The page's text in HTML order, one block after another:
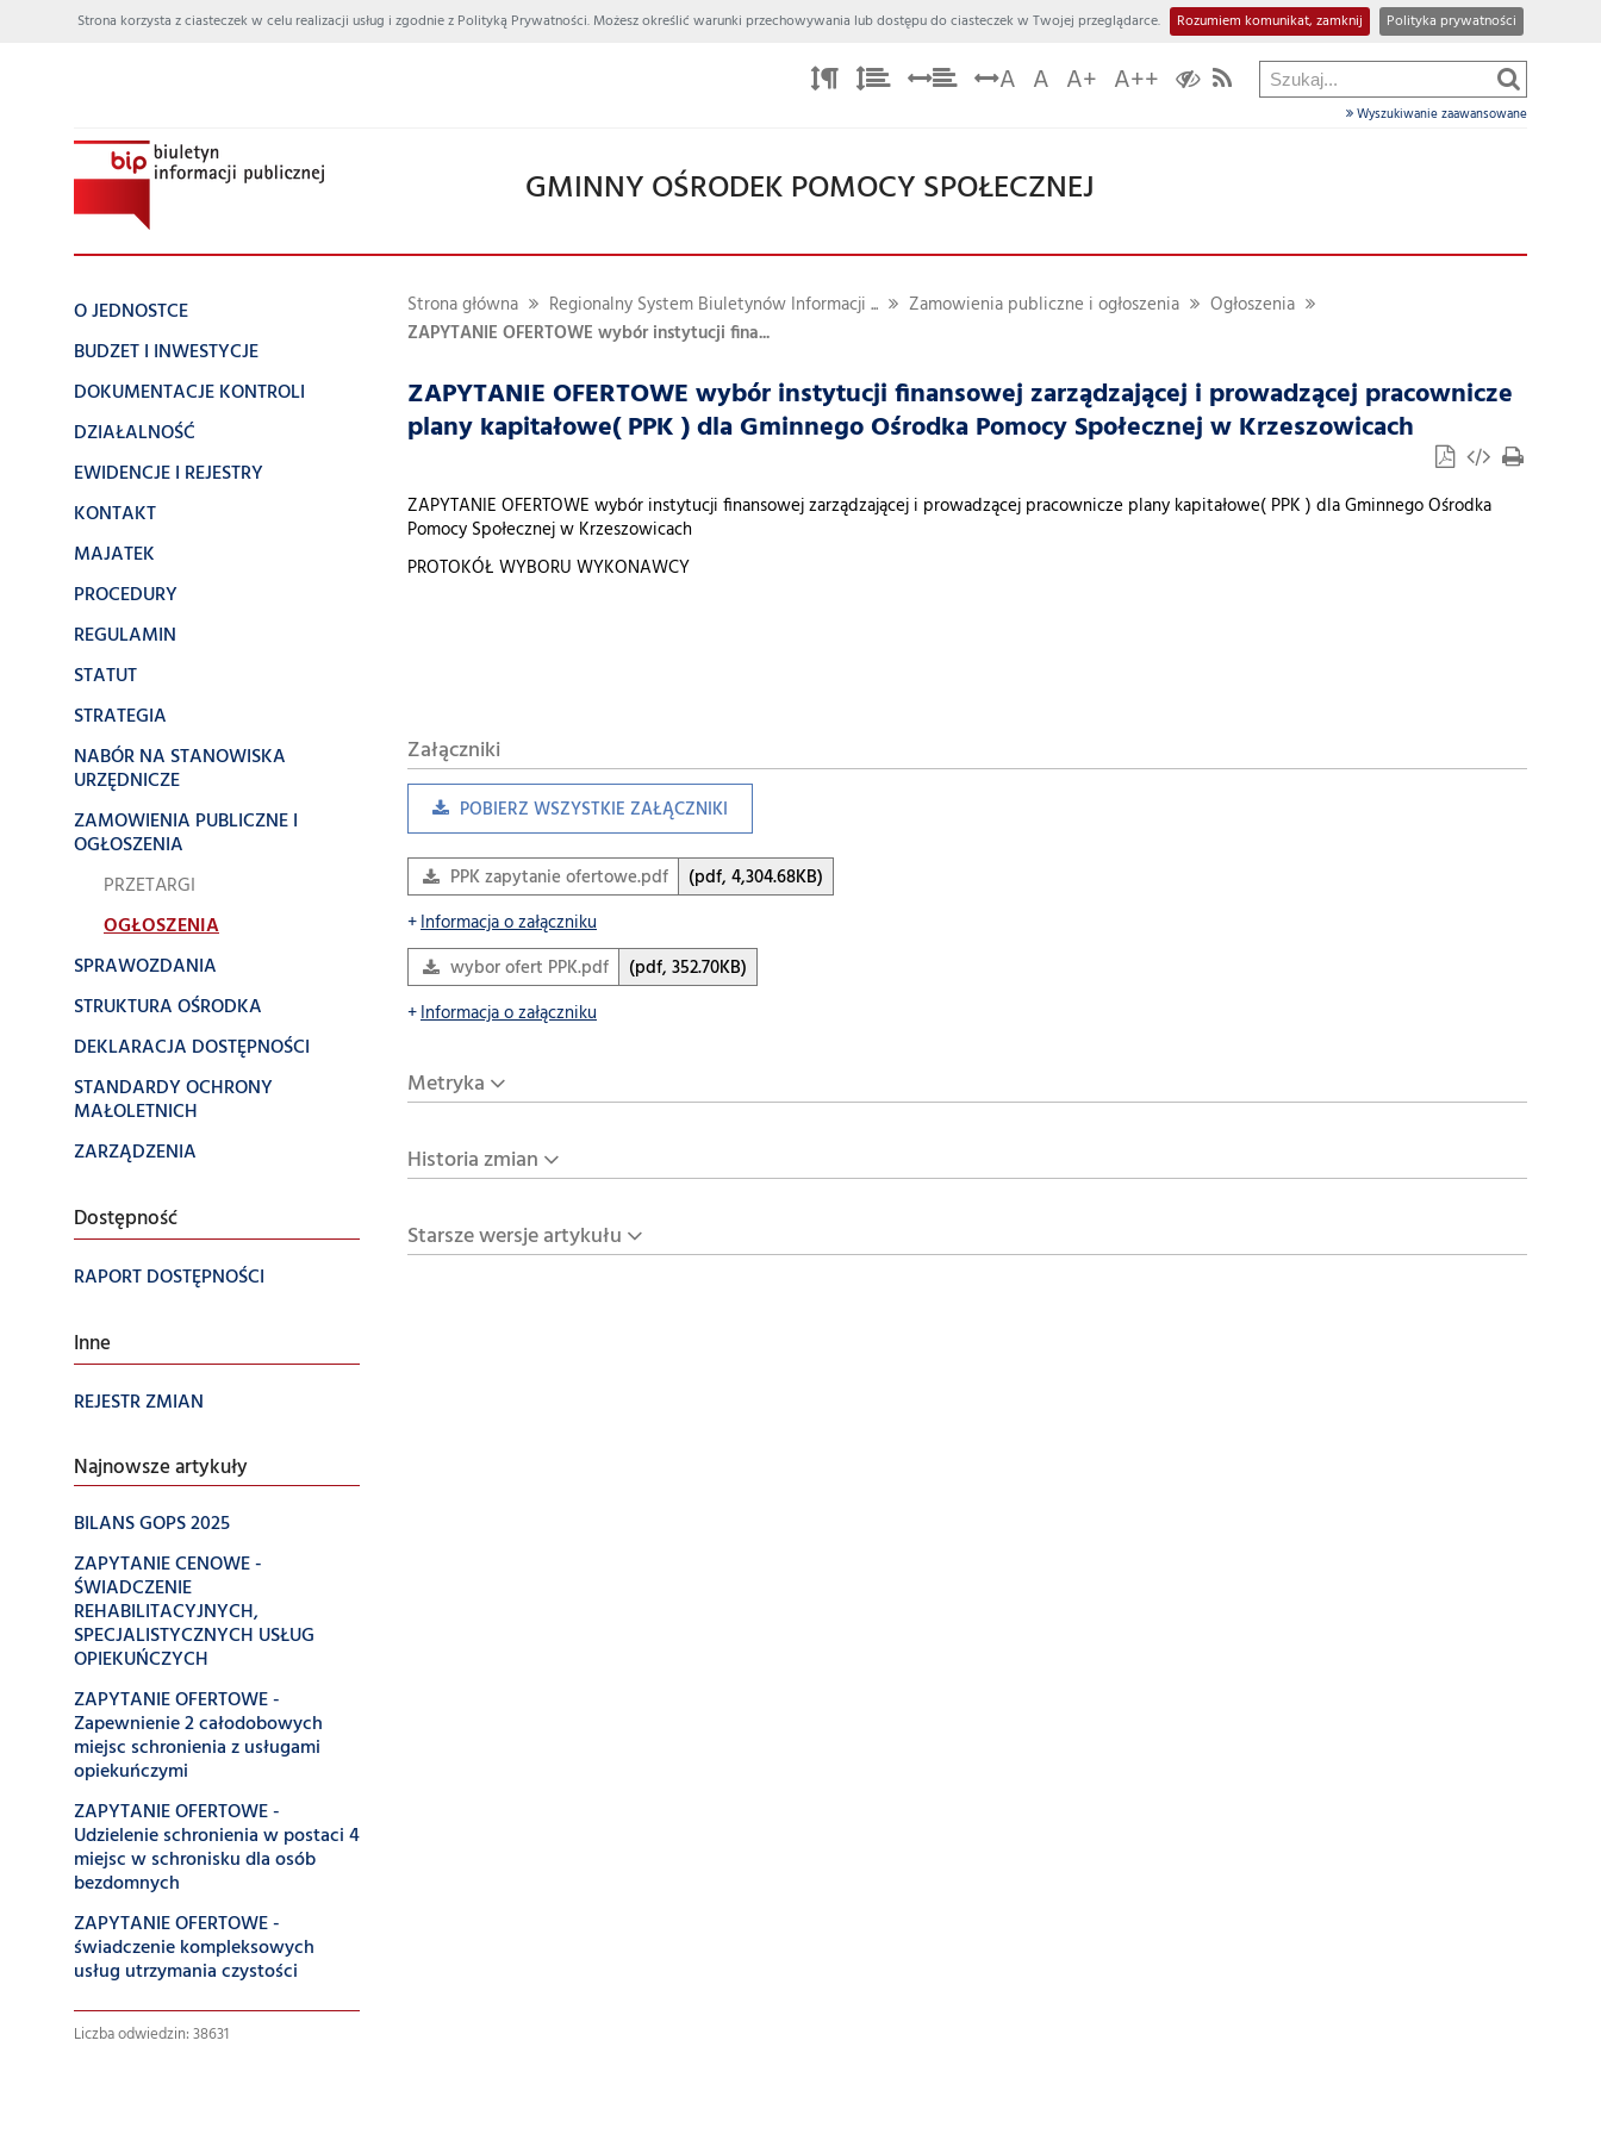
Strona korzysta z ciasteczek w celu realizacji usług i zgodnie z Polityką Prywatności. Możesz określić warunki przechowywania lub dostępu do ciasteczek w Twojej przeglądarce. Rozumiem komunikat, zamknij Polityka prywatności
A A A+ A++
Wyszukiwanie zaawansowane
GMINNY OŚRODEK POMOCY SPOŁECZNEJ
O JEDNOSTCE
BUDZET I INWESTYCJE
DOKUMENTACJE KONTROLI
DZIAŁALNOŚĆ
EWIDENCJE I REJESTRY
KONTAKT
MAJATEK
PROCEDURY
REGULAMIN
STATUT
STRATEGIA
NABÓR NA STANOWISKA
URZĘDNICZE
ZAMOWIENIA PUBLICZNE I
OGŁOSZENIA
PRZETARGI
OGŁOSZENIA
SPRAWOZDANIA
STRUKTURA OŚRODKA
DEKLARACJA DOSTĘPNOŚCI
STANDARDY OCHRONY
MAŁOLETNICH
ZARZĄDZENIA
Dostępność
RAPORT DOSTĘPNOŚCI
Inne
REJESTR ZMIAN
Najnowsze artykuły
BILANS GOPS 2025
ZAPYTANIE CENOWE -
ŚWIADCZENIE
REHABILITACYJNYCH,
SPECJALISTYCZNYCH USŁUG
OPIEKUŃCZYCH
ZAPYTANIE OFERTOWE -
Zapewnienie 2 całodobowych
miejsc schronienia z usługami
opiekuńczymi
ZAPYTANIE OFERTOWE -
Udzielenie schronienia w postaci 4
miejsc w schronisku dla osób
bezdomnych
ZAPYTANIE OFERTOWE -
świadczenie kompleksowych
usług utrzymania czystości
Liczba odwiedzin: 38631
Strona główna Regionalny System Biuletynów Informacji ... Zamowienia publiczne i ogłoszenia
Ogłoszenia
ZAPYTANIE OFERTOWE wybór instytucji fina...
ZAPYTANIE OFERTOWE wybór instytucji finansowej zarządzającej i prowadzącej pracownicze
plany kapitałowe( PPK ) dla Gminnego Ośrodka Pomocy Społecznej w Krzeszowicach
ZAPYTANIE OFERTOWE wybór instytucji finansowej zarządzającej i prowadzącej pracownicze plany kapitałowe( PPK ) dla Gminnego Ośrodka
Pomocy Społecznej w Krzeszowicach
PROTOKÓŁ WYBORU WYKONAWCY
Załączniki
POBIERZ WSZYSTKIE ZAŁĄCZNIKI
PPK zapytanie ofertowe.pdf
(pdf, 4,304.68KB)
Informacja o załączniku
wybor ofert PPK.pdf
(pdf, 352.70KB)
Informacja o załączniku
Metryka
Historia zmian
Starsze wersje artykułu